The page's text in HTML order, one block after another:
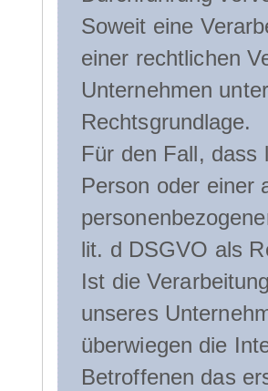
Soweit eine
einer rechtlichen
Unternehmen
Rechtsgrundlage.
Für den Fall, dass
Person oder einer
lit. d DSGVO als
Ist die
unseres
überwiegen die
Betroffenen das